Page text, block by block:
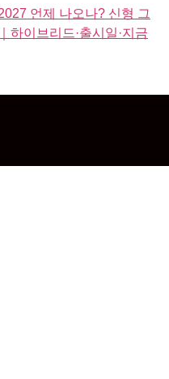
언제 나오나? 신형 그
하이브리드·출시일·지금